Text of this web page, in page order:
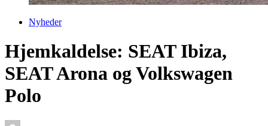
Nyheder
Hjemkaldelse: SEAT Ibiza,
SEAT Arona og Volkswagen
Polo